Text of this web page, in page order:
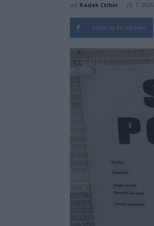
od Radek Ctibor - 25. 7. 2025
Sdílet na Facebooku